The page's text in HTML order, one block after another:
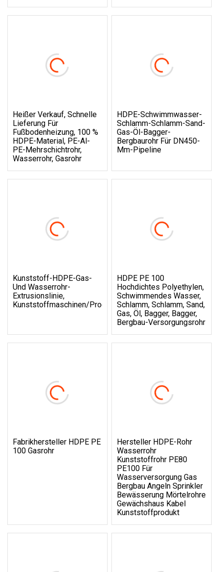
Heißer Verkauf, Schnelle
Lieferung Für
Fußbodenheizung, 100 %
HDPE-Material, PE-Al-
PE-Mehrschichtrohr,
Wasserrohr, Gasrohr
HDPE-Schwimmwasser-
Schlamm-Schlamm-Sand-
Gas-Öl-Bagger-
Bergbaurohr Für DN450-
Mm-Pipeline
Kunststoff-HDPE-Gas-
Und Wasserrohr-
Extrusionslinie,
Kunststoffmaschinen/Produktionslinie
HDPE PE 100
Hochdichtes Polyethylen,
Schwimmendes Wasser,
Schlamm, Schlamm, Sand,
Gas, Öl, Bagger, Bagger,
Bergbau-Versorgungsrohr
Fabrikhersteller HDPE PE
100 Gasrohr
Hersteller HDPE-Rohr
Wasserrohr
Kunststoffrohr PE80
PE100 Für
Wasserversorgung Gas
Bergbau Angeln Sprinkler
Bewässerung Mörtelrohre
Gewächshaus Kabel
Kunststoffprodukt